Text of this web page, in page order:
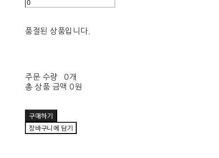
품절된 상품입니다.
주문 수량
0개
총 상품 금액 0원
구매하기
장바구니에 담기